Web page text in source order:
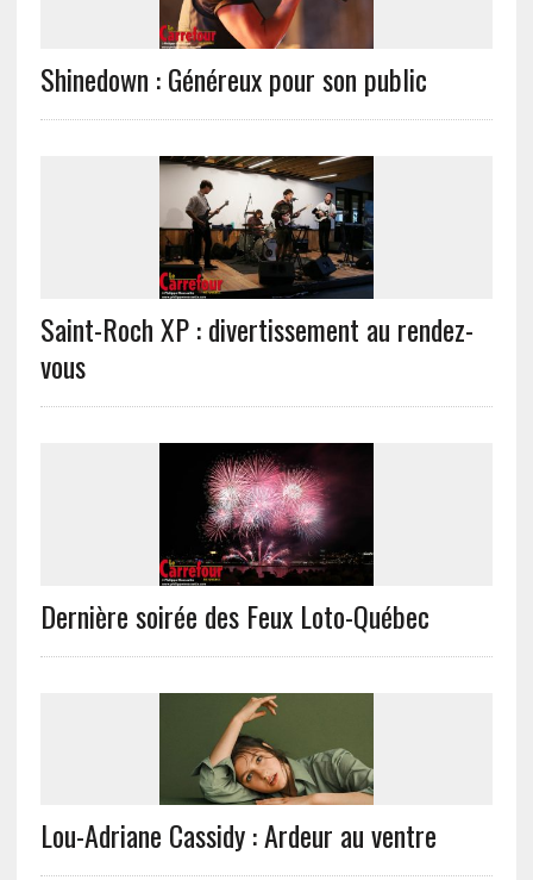
Shinedown : Généreux pour son public
Saint-Roch XP : divertissement au rendez-
vous
Dernière soirée des Feux Loto-Québec
Lou-Adriane Cassidy : Ardeur au ventre